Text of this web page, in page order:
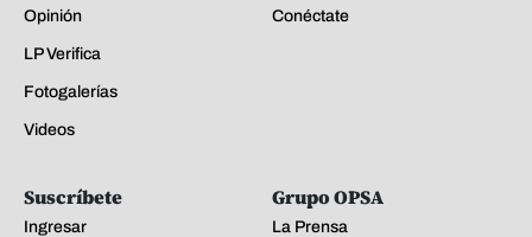
Opinión
LP Verifica
Fotogalerías
Videos
Conéctate
Suscríbete
Ingresar
Grupo OPSA
La Prensa